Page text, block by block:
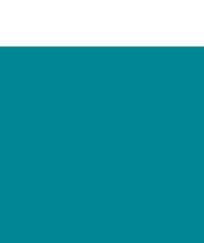
間：誰もが自分らしく、